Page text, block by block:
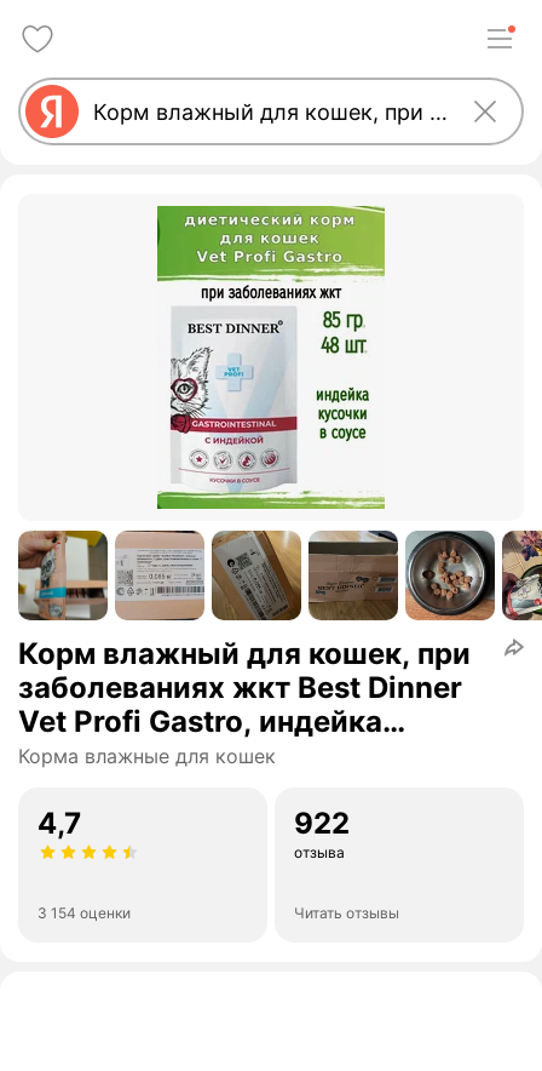
Корм влажный для кошек, при
заболеваниях жкт Best Dinner
Vet Profi Gastro, индейка
кусочки в соусе 48 шт по 85г
Корма влажные для кошек
4,7
3 154 оценки
922
отзыва
Читать отзывы